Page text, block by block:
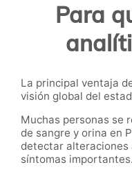
Para
La principal ventaja
visión global del
Muchas personas se
de sangre y orina en
detectar alteraciones
síntomas importantes.